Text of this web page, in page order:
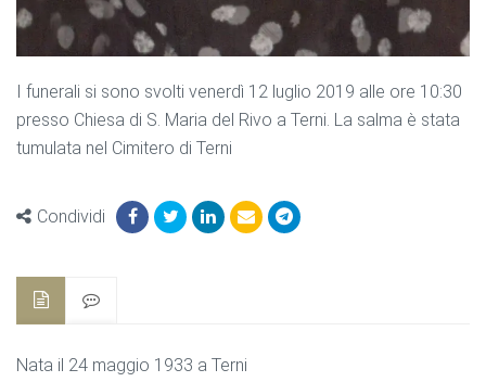
I funerali si sono svolti venerdì 12 luglio 2019 alle ore 10:30
presso Chiesa di S. Maria del Rivo a Terni. La salma è stata
tumulata nel Cimitero di Terni
Condividi
Nata il 24 maggio 1933 a Terni